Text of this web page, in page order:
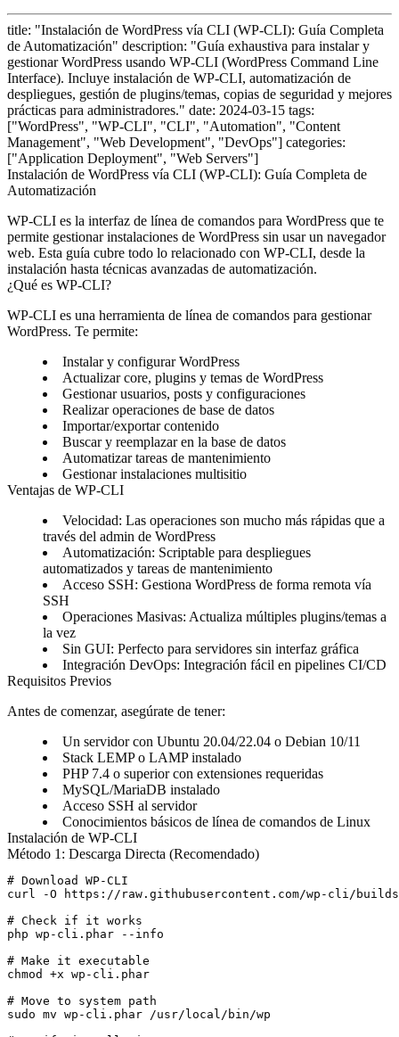
title: "Instalación de WordPress vía CLI (WP-CLI): Guía Completa
de Automatización" description: "Guía exhaustiva para instalar y
gestionar WordPress usando WP-CLI (WordPress Command Line
Interface). Incluye instalación de WP-CLI, automatización de
despliegues, gestión de plugins/temas, copias de seguridad y mejores
prácticas para administradores." date: 2024-03-15 tags:
["WordPress", "WP-CLI", "CLI", "Automation", "Content
Management", "Web Development", "DevOps"] categories:
["Application Deployment", "Web Servers"]
Instalación de WordPress vía CLI (WP-CLI): Guía Completa de
Automatización
WP-CLI es la interfaz de línea de comandos para WordPress que te
permite gestionar instalaciones de WordPress sin usar un navegador
web. Esta guía cubre todo lo relacionado con WP-CLI, desde la
instalación hasta técnicas avanzadas de automatización.
¿Qué es WP-CLI?
WP-CLI es una herramienta de línea de comandos para gestionar
WordPress. Te permite:
Instalar y configurar WordPress
Actualizar core, plugins y temas de WordPress
Gestionar usuarios, posts y configuraciones
Realizar operaciones de base de datos
Importar/exportar contenido
Buscar y reemplazar en la base de datos
Automatizar tareas de mantenimiento
Gestionar instalaciones multisitio
Ventajas de WP-CLI
Velocidad: Las operaciones son mucho más rápidas que a
través del admin de WordPress
Automatización: Scriptable para despliegues
automatizados y tareas de mantenimiento
Acceso SSH: Gestiona WordPress de forma remota vía
SSH
Operaciones Masivas: Actualiza múltiples plugins/temas a
la vez
Sin GUI: Perfecto para servidores sin interfaz gráfica
Integración DevOps: Integración fácil en pipelines CI/CD
Requisitos Previos
Antes de comenzar, asegúrate de tener:
Un servidor con Ubuntu 20.04/22.04 o Debian 10/11
Stack LEMP o LAMP instalado
PHP 7.4 o superior con extensiones requeridas
MySQL/MariaDB instalado
Acceso SSH al servidor
Conocimientos básicos de línea de comandos de Linux
Instalación de WP-CLI
Método 1: Descarga Directa (Recomendado)
# Download WP-CLI
curl -O https://raw.githubusercontent.com/wp-cli/
# Check if it works
php wp-cli.phar --info
# Make it executable
chmod +x wp-cli.phar
# Move to system path
sudo mv wp-cli.phar /usr/local/bin/wp